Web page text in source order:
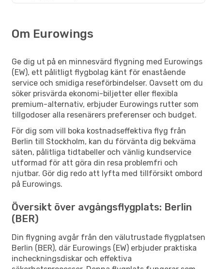
Om Eurowings
Ge dig ut på en minnesvärd flygning med Eurowings
(EW), ett pålitligt flygbolag känt för enastående
service och smidiga reseförbindelser. Oavsett om du
söker prisvärda ekonomi-biljetter eller flexibla
premium-alternativ, erbjuder Eurowings rutter som
tillgodoser alla resenärers preferenser och budget.
För dig som vill boka kostnadseffektiva flyg från
Berlin till Stockholm, kan du förvänta dig bekväma
säten, pålitliga tidtabeller och vänlig kundservice
utformad för att göra din resa problemfri och
njutbar. Gör dig redo att lyfta med tillförsikt ombord
på Eurowings.
Översikt över avgångsflygplats: Berlin
(BER)
Din flygning avgår från den välutrustade flygplatsen
Berlin (BER), där Eurowings (EW) erbjuder praktiska
incheckningsdiskar och effektiva